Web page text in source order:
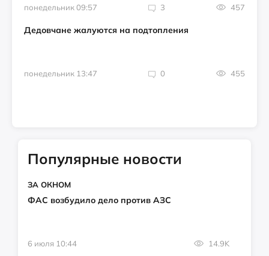
понедельник 09:57 3 457
Дедовчане жалуются на подтопления
понедельник 13:47 0 455
Популярные новости
ЗА ОКНОМ
ФАС возбудило дело против АЗС
6 июля 10:44 14.9K